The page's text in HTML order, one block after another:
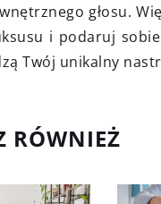
głosu.
i podaruj
Twój unikalny
RÓWNIEŻ